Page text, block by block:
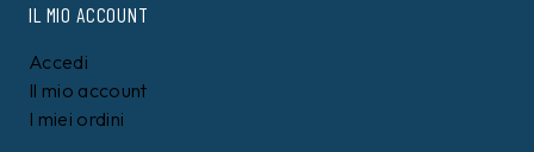
IL MIO ACCOUNT
Accedi
Il mio account
I miei ordini